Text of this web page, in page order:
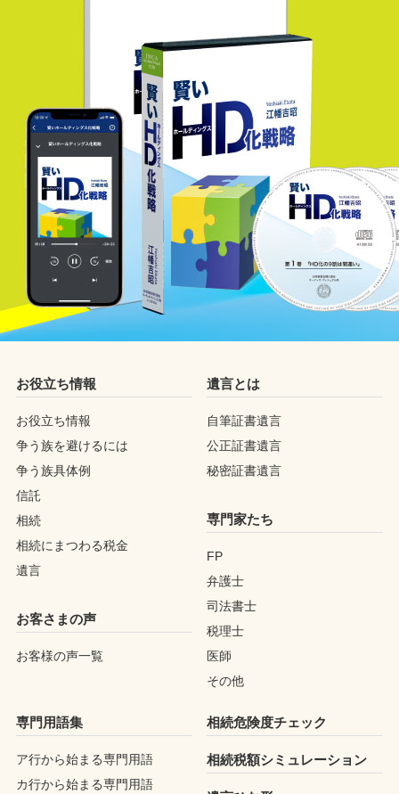
お役立ち情報
お役立ち情報
争う族を避けるには
争う族具体例
信託
相続
相続にまつわる税金
遺言
お客さまの声
お客様の声一覧
遺言とは
自筆証書遺言
公正証書遺言
秘密証書遺言
専門家たち
FP
弁護士
司法書士
税理士
医師
その他
専門用語集
ア行から始まる専門用語
カ行から始まる専門用語
相続危険度チェック
相続税額シミュレーション